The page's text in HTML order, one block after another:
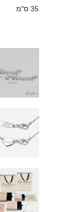
35 ס"מ